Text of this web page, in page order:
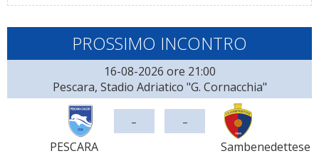
PROSSIMO INCONTRO
16-08-2026 ore 21:00
Pescara, Stadio Adriatico "G. Cornacchia"
PESCARA
- -
Sambenedettese